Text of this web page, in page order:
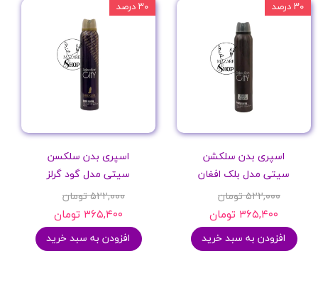
اسپری بدن سلکشن
سیتی مدل بلک افغان
۵۲۲,۰۰۰ تومان
۳۶۵,۴۰۰ تومان
افزودن به سبد خرید
۳۰ درصد
اسپری بدن سلکسن
سیتی مدل گود گرلز
۵۲۲,۰۰۰ تومان
۳۶۵,۴۰۰ تومان
افزودن به سبد خرید
۳۰ درصد